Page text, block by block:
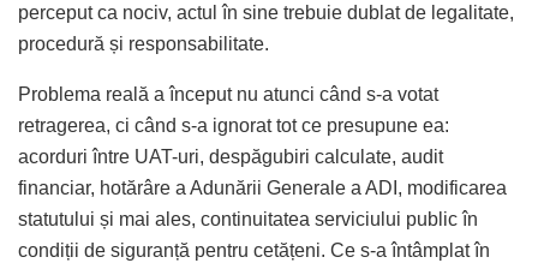
perceput ca nociv, actul în sine trebuie dublat de legalitate,
procedură și responsabilitate.
Problema reală a început nu atunci când s-a votat
retragerea, ci când s-a ignorat tot ce presupune ea:
acorduri între UAT-uri, despăgubiri calculate, audit
financiar, hotărâre a Adunării Generale a ADI, modificarea
statutului și mai ales, continuitatea serviciului public în
condiții de siguranță pentru cetățeni. Ce s-a întâmplat în